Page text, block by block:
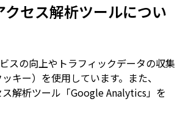
セス解析ツールについ
スの向上やトラフィックデータの収集
キー）を使用しています。また、
解析ツール「Google Analytics」を